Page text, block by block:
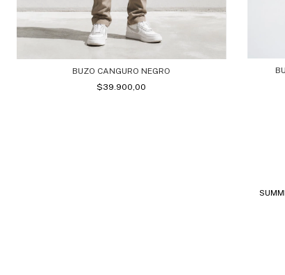
BUZO CANGURO NEGRO
$39.900,00